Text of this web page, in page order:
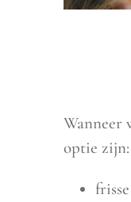
Wanneer
optie zijn: